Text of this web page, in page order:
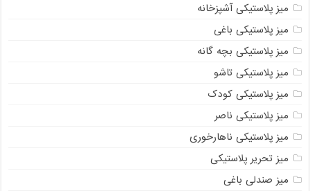
میز پلاستیکی آشپزخانه
میز پلاستیکی باغی
میز پلاستیکی بچه گانه
میز پلاستیکی تاشو
میز پلاستیکی کودک
میز پلاستیکی ناصر
میز پلاستیکی ناهارخوری
میز تحریر پلاستیکی
میز صندلی باغی